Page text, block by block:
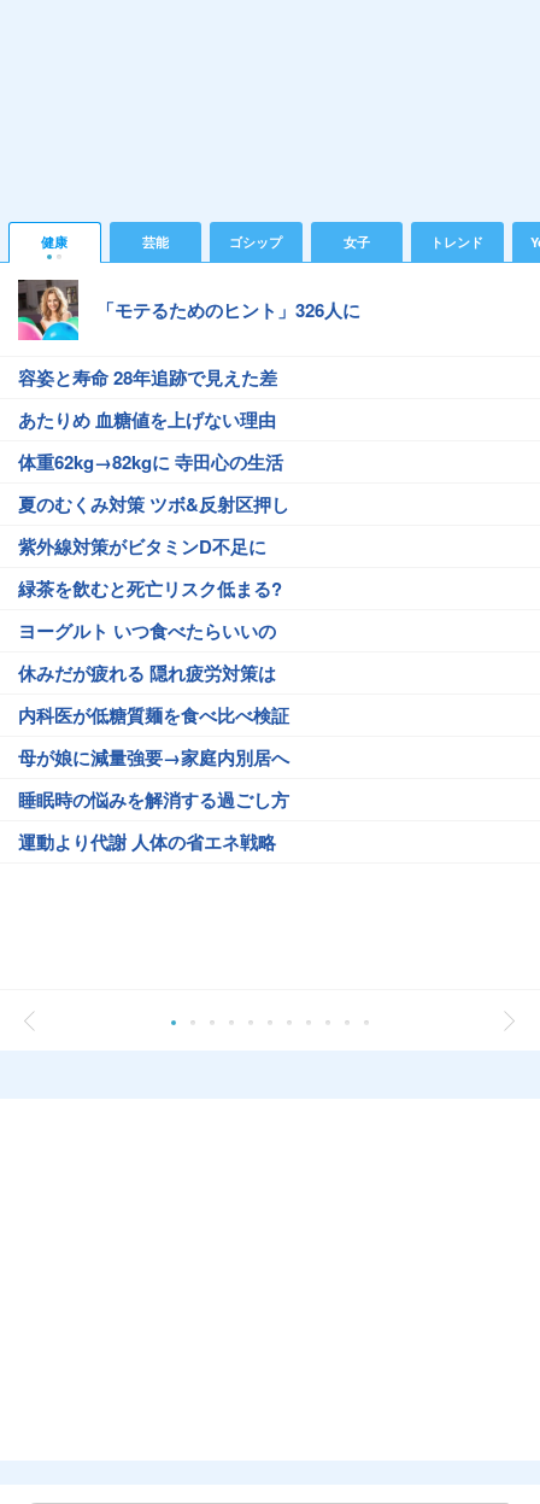
健康 芸能 ゴシップ 女子 トレンド
「モテるためのヒント」326人に
容姿と寿命 28年追跡で見えた差
あたりめ 血糖値を上げない理由
体重62kg→82kgに 寺田心の生活
夏のむくみ対策 ツボ&反射区押し
紫外線対策がビタミンD不足に
緑茶を飲むと死亡リスク低まる?
ヨーグルト いつ食べたらいいの
休みだが疲れる 隠れ疲労対策は
内科医が低糖質麺を食べ比べ検証
母が娘に減量強要→家庭内別居へ
睡眠時の悩みを解消する過ごし方
運動より代謝 人体の省エネ戦略